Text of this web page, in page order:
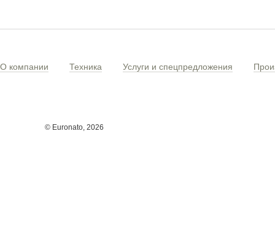
О компании Техника Услуги и спецпредложения
© Euronato, 2026